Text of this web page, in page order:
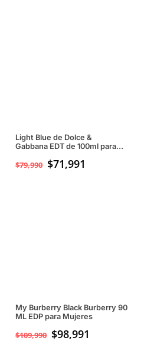
Light Blue de Dolce &
Gabbana EDT de 100ml para
$79,990 $71,991
My Burberry Black Burberry 90
ML EDP para Mujeres
$109,990 $98,991